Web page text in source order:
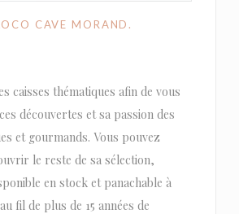
CAVE MORAND.
caisses thématiques afin de vous
découvertes et sa passion des
et gourmands. Vous pouvez
le reste de sa sélection,
en stock et panachable à
fil de plus de 15 années de